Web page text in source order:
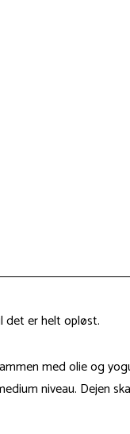
det er helt opløst.
med olie og
niveau. Dejen